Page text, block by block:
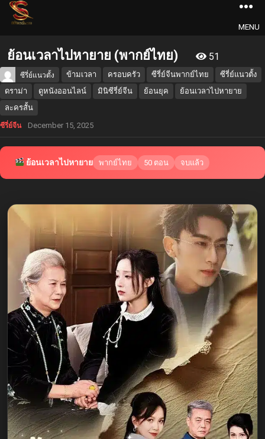
MENU
ย้อนเวลาไปหายาย (พากย์ไทย) 51
ซีรี่ย์แนวตั้ง ข้ามเวลา ครอบครัว ซีรี่ย์จีนพากย์ไทย
ซีรี่ย์แนวตั้ง
ดราม่า
ดูหนังออนไลน์ มินิซีรี่ย์จีน ย้อนยุค
ย้อนเวลาไปหายาย
ละครสั้น
ซีรี่ย์จีน December 15, 2025
ย้อนเวลาไปหายาย พากย์ไทย 50 ตอน จบแล้ว